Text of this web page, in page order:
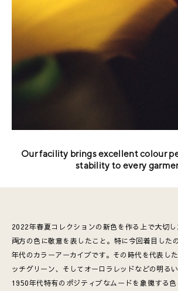
Our facility brings excellent colour
stability to every
2022年春夏コレクションの新色を作る上で大切
両方の色に敬意を表したこと。特に今回着目した
年代のカラーアーカイブです。その時代を代表し
ッチグリーン、そしてオーロラレッドなどの明る
1950年代特有のポジティブなムードを象徴する